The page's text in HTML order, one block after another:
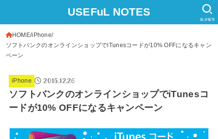
USEFuL NOTES
SEARCH
HOME iPhone
ソフトバンクのオンラインショップでiTunesコードが10% OFFになるキャン
ペーン
iPhone 2015.12.26
ソフトバンクのオンラインショップでiTunesコ
ードが10% OFFになるキャンペーン